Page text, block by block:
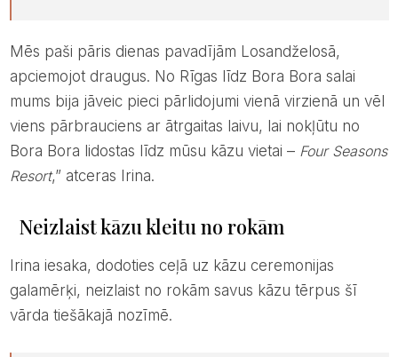
Mēs paši pāris dienas pavadījām Losandželosā,
apciemojot draugus. No Rīgas līdz Bora Bora salai
mums bija jāveic pieci pārlidojumi vienā virzienā un vēl
viens pārbrauciens ar ātrgaitas laivu, lai nokļūtu no
Bora Bora lidostas līdz mūsu kāzu vietai – Four Seasons
Resort,” atceras Irina.
Neizlaist kāzu kleitu no rokām
Irina iesaka, dodoties ceļā uz kāzu ceremonijas
galamērķi, neizlaist no rokām savus kāzu tērpus šī
vārda tiešākajā nozīmē.